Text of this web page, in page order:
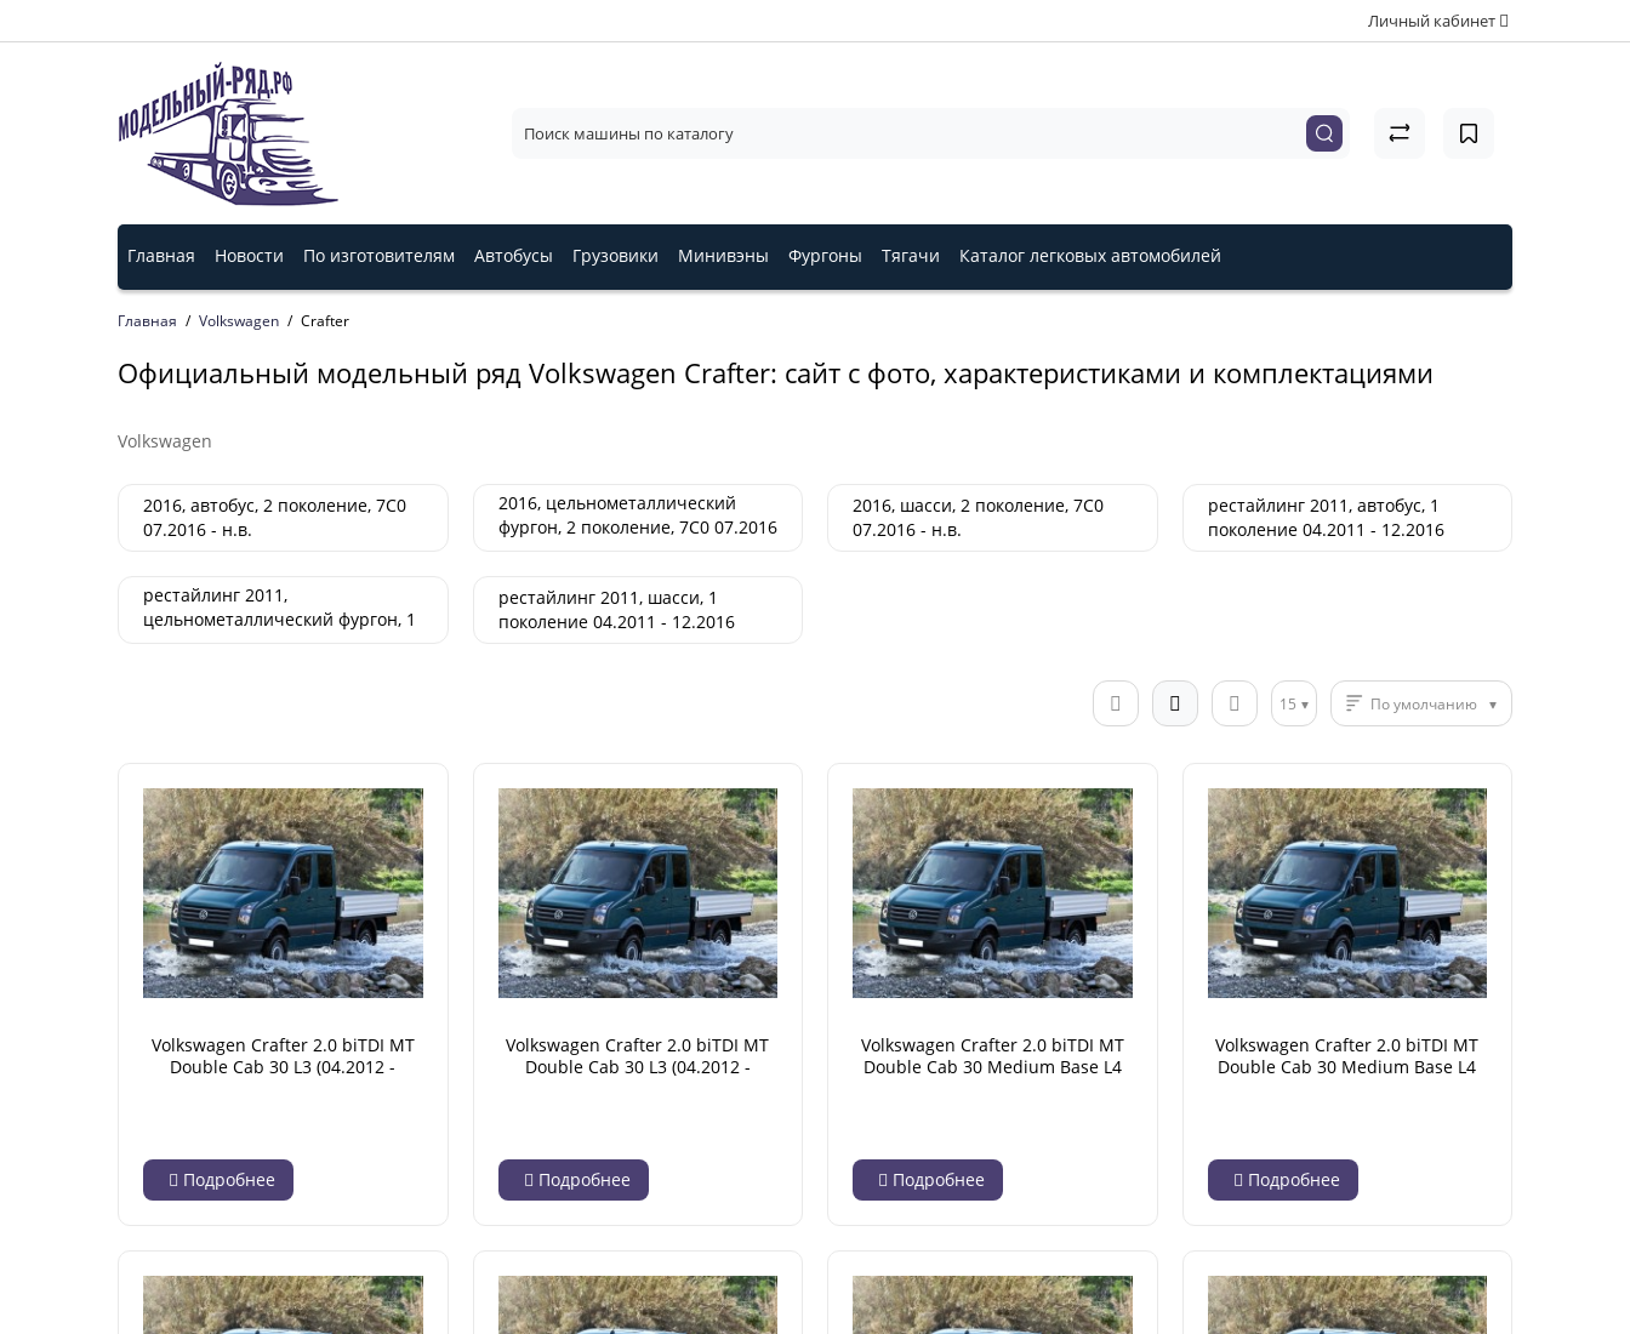
Личный кабинет
Главная Новости По изготовителям Автобусы Грузовики Минивэны Фургоны Тягачи Каталог легковых автомобилей
Главная Volkswagen Crafter
Официальный модельный ряд Volkswagen Crafter: сайт с фото, характеристиками и комплектациями
Volkswagen
2016, автобус, 2 поколение, 7C0
07.2016 - н.в.
2016, цельнометаллический
фургон, 2 поколение, 7C0 07.2016
2016, шасси, 2 поколение, 7C0
07.2016 - н.в.
рестайлинг 2011, автобус, 1
поколение 04.2011 - 12.2016
рестайлинг 2011,
цельнометаллический фургон, 1
рестайлинг 2011, шасси, 1
поколение 04.2011 - 12.2016
15 По умолчанию
Volkswagen Crafter 2.0 biTDI MT
Double Cab 30 L3 (04.2012 -
Подробнее
Volkswagen Crafter 2.0 biTDI MT
Double Cab 30 L3 (04.2012 -
Подробнее
Volkswagen Crafter 2.0 biTDI MT
Double Cab 30 Medium Base L4
Подробнее
Volkswagen Crafter 2.0 biTDI MT
Double Cab 30 Medium Base L4
Подробнее